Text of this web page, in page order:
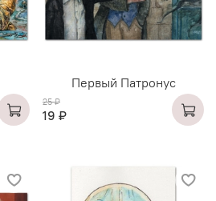
Первый Патронус
25 ₽
19 ₽